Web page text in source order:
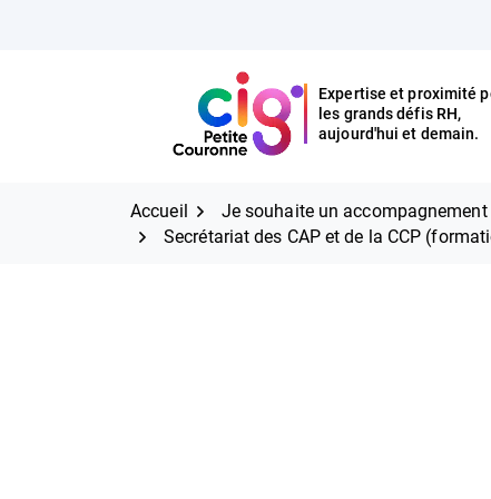
CIG Petite Couronne
Expertise et proximité
les grands défis RH,
aujourd'hui et demain.
CIG Petite Couronne
Expertise et proximité pour
les grands défis RH,
aujourd'hui et demain.
Accueil Je souhaite un
Secrétariat des CAP et de la CCP